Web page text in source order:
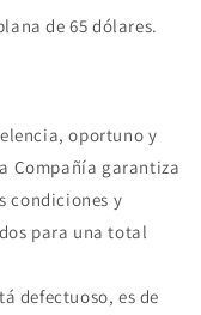
de 65 dólares.
oportuno y
Compañía garantiza
condiciones y
para una total
defectuoso, es de